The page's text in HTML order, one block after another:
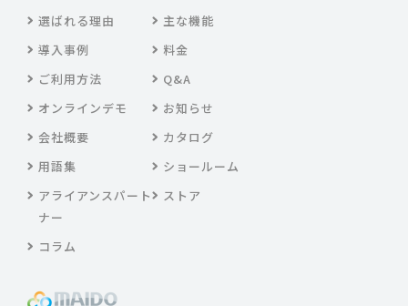
選ばれる理由
主な機能
導入事例
料金
ご利用方法
Q&A
オンラインデモ
お知らせ
会社概要
カタログ
用語集
ショールーム
アライアンスパート
ナー
ストア
コラム